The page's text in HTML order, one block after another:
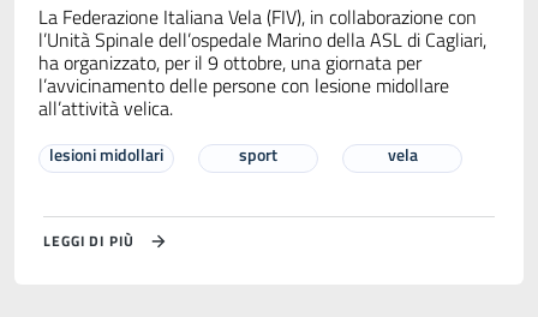
La Federazione Italiana Vela (FIV), in collaborazione con
l’Unità Spinale dell’ospedale Marino della ASL di Cagliari,
ha organizzato, per il 9 ottobre, una giornata per
l’avvicinamento delle persone con lesione midollare
all’attività velica.
lesioni midollari sport vela
LEGGI DI PIÙ